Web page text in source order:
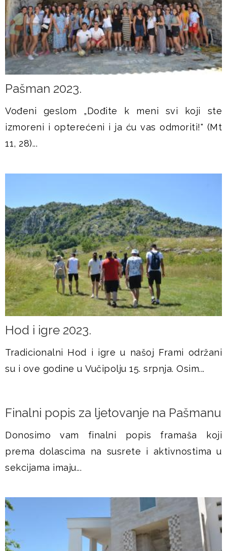
Pašman 2023.
Vođeni geslom „Dođite k meni svi koji ste
izmoreni i opterećeni i ja ću vas odmoriti!" (Mt
11, 28)...
Hod i igre 2023.
Tradicionalni Hod i igre u našoj Frami održani
su i ove godine u Vučipolju 15. srpnja. Osim...
Finalni popis za ljetovanje na Pašmanu
Donosimo vam finalni popis framaša koji
prema dolascima na susrete i aktivnostima u
sekcijama imaju...